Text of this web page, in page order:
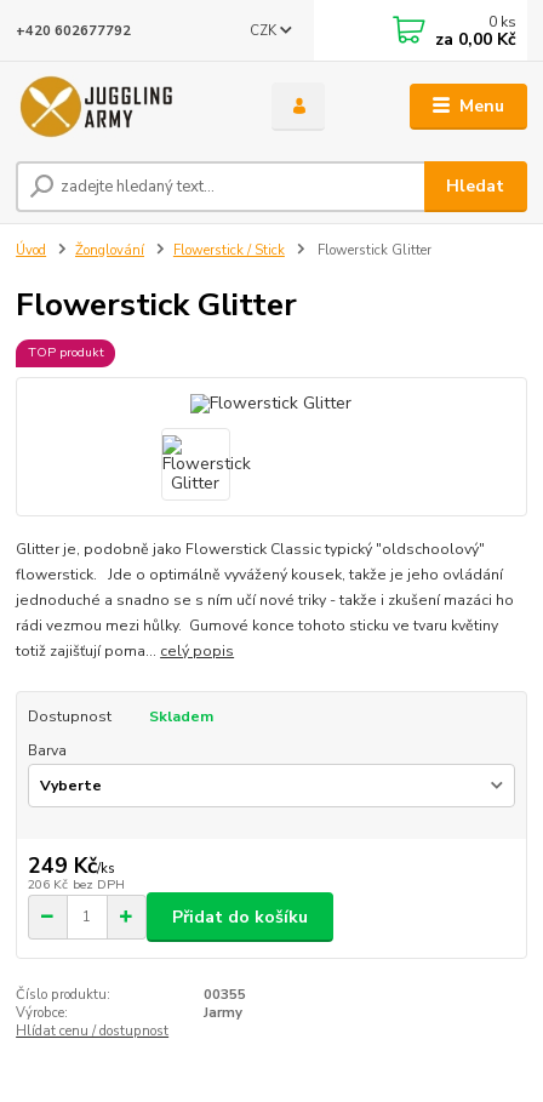
Menu
CZK
Hledat
+420 602677792 0 ks
za 0,00 Kč
Úvod Žonglování Flowerstick / Stick Flowerstick Glitter
Flowerstick Glitter
TOP produkt
Glitter je, podobně jako Flowerstick Classic typický "oldschoolový"
flowerstick. Jde o optimálně vyvážený kousek, takže je jeho ovládání
jednoduché a snadno se s ním učí nové triky - takže i zkušení mazáci ho
rádi vezmou mezi hůlky. Gumové konce tohoto sticku ve tvaru květiny
totiž zajišťují poma... celý popis
Dostupnost
Skladem
Barva
249 Kč/ks
206 Kč bez DPH
Přidat do košíku
Číslo produktu:
00355
Výrobce:
Jarmy
Hlídat cenu / dostupnost